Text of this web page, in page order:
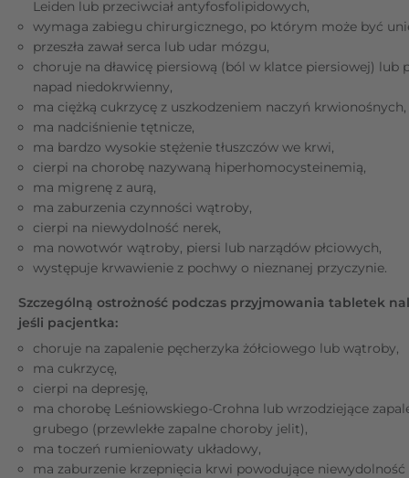
Leiden lub przeciwciał antyfosfolipidowych,
wymaga zabiegu chirurgicznego, po którym może być
przeszła zawał serca lub udar mózgu,
choruje na dławicę piersiową (ból w klatce piersiowej) lub
napad niedokrwienny,
ma ciężką cukrzycę z uszkodzeniem naczyń krwionośnych,
ma nadciśnienie tętnicze,
ma bardzo wysokie stężenie tłuszczów we krwi,
cierpi na chorobę nazywaną hiperhomocysteinemią,
ma migrenę z aurą,
ma zaburzenia czynności wątroby,
cierpi na niewydolność nerek,
ma nowotwór wątroby, piersi lub narządów płciowych,
występuje krwawienie z pochwy o nieznanej przyczynie.
Szczególną ostrożność podczas przyjmowania tabletek
jeśli pacjentka:
choruje na zapalenie pęcherzyka żółciowego lub wątroby,
ma cukrzycę,
cierpi na depresję,
ma chorobę Leśniowskiego-Crohna lub wrzodziejące
grubego (przewlekłe zapalne choroby jelit),
ma toczeń rumieniowaty układowy,
ma zaburzenie krzepnięcia krwi powodujące niewydolność